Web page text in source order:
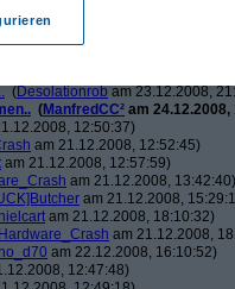
am 23.12.2008, 08:25:26)
(Desolationrob am 23.12.2008,
(ManfredCC² am 24.12.2008,
12:50:37)
am 21.12.2008, 12:52:45)
am 21.12.2008, 12:57:59)
am 21.12.2008, 13:42:40)
am 21.12.2008,
am 21.12.2008, 18:10:32)
Hardware_Crash am 21.12.2008,
am 22.12.2008, 16:10:52)
12:47:48)